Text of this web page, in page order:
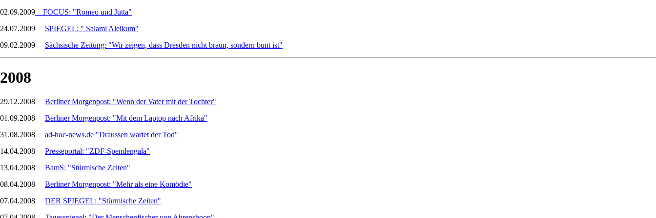
02.09.2009
FOCUS: "Romeo und Jutta"
24.07.2009 SPIEGEL: " Salami Aleikum"
09.02.2009 Sächsische Zeitung: "Wir zeigen, dass Dresden nicht braun, sondern bunt ist"
2008
29.12.2008 Berliner Morgenpost: "Wenn der Vater mit der Tochter"
01.09.2008 Berliner Morgenpost: "Mit dem Laptop nach Afrika"
31.08.2008 ad-hoc-news.de "Draussen wartet der Tod"
14.04.2008 Presseportal: "ZDF-Spendengala"
13.04.2008 BamS: "Stürmische Zeiten"
08.04.2008 Berliner Morgenpost: "Mehr als eine Komödie"
07.04.2008 DER SPIEGEL: "Stürmische Zeiten"